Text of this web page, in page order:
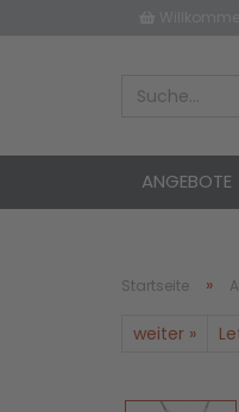
ANGEBOTE
Startseite »
weiter »